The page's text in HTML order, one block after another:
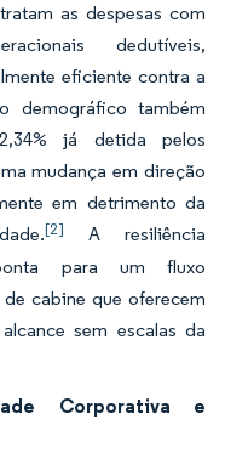
as despesas com
dedutíveis,
eficiente contra a
demográfico também
já detida pelos
mudança em direção
em detrimento da
[2]
A resiliência
para um fluxo
cabine que oferecem
sem escalas da
Corporativa e